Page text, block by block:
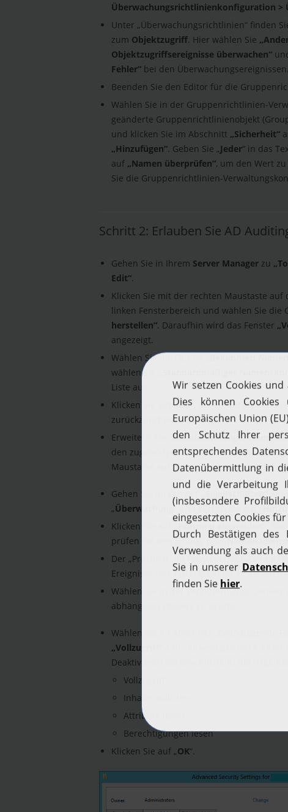
Überwachungsrichtlinienkonfiguration >
Unter „Überwachungsrichtlinien“ finden
zum Objektzugriff. Hier wählen Sie
Objektzugriffsereignisse überwachen“
Fehler“ bei den Überwachungsereignissen.
Beenden Sie den Editor für die
Wählen Sie in der Gruppenrichtlinien-
geänderte Gruppenrichtlinienobjekt
und klicken Sie im Abschnitt „Sicherheit“
„Hinzufügen“. Geben Sie „Jeder“ in das
auf „Namen überprüfen“, um den Wert
Sie die Gruppenrichtlinien-
Schritt 2: Erlauben Sie AD
Gehen Sie in Ihrem Server Manager zu
Edit“.
Klicken Sie mit der rechten Maustaste auf
linken Fensterbereich und wählen Sie die
herstellen“. Daraufhin wird das Fenster
angezeigt.
Wählen Sie die Option
wählen Sie
Liste aus.
Klicken Sie auf„OK“
, um zum
zurückzukehren.
Erweitern Sie
„Standardmäßiger
den zugehörigen DC-Subnode aus.
Maustaste auf diesen Subnode und dann
Gehen Sie im Fenster „Eigenschaften“ auf
„Überwachung“ und klicken Sie auf „
Klicken Sie auf
„Prinzipal auswählen“ .
prüfen Sie den Eintrag mit„Namen
Der „Prinzipal" im Fenster
Ereignisse des Typs „Erfolgreich“ als auch
Wählen Sie in der Dropdown-Liste
abhängigen Objekte zu prüfen.
Wählen Sie im Abschnitt „Grundlegende
„Vollzugriff“
, um alle verfügbaren
Deaktivieren Sie anschließend die
Vollzugriff
Inhalte auflisten
Attribute lesen
Berechtigungen lesen
Klicken Sie auf „OK“.